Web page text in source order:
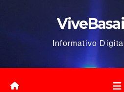
Informativo